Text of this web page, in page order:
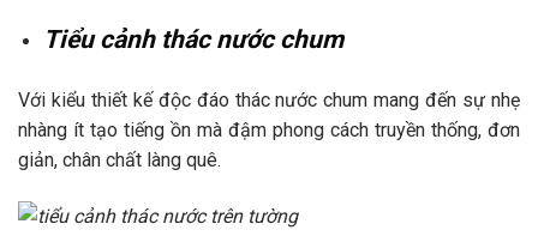
Tiểu cảnh thác nước chum
Với kiểu thiết kế độc đáo thác nước chum mang đến sự nhẹ
nhàng ít tạo tiếng ồn mà đậm phong cách truyền thống, đơn
giản, chân chất làng quê.